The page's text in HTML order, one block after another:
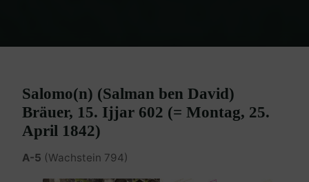
Salomo(n) (Salman ben David)
Bräuer, 15. Ijjar 602 (= Montag, 25.
April 1842)
A-5 (Wachstein 794)